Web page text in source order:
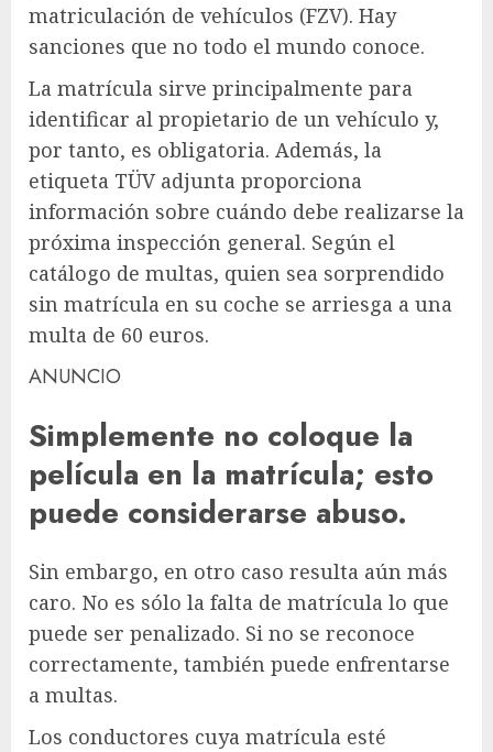
matriculación de vehículos (FZV). Hay
sanciones que no todo el mundo conoce.
La matrícula sirve principalmente para
identificar al propietario de un vehículo y,
por tanto, es obligatoria. Además, la
etiqueta TÜV adjunta proporciona
información sobre cuándo debe realizarse la
próxima inspección general. Según el
catálogo de multas, quien sea sorprendido
sin matrícula en su coche se arriesga a una
multa de 60 euros.
ANUNCIO
Simplemente no coloque la
película en la matrícula; esto
puede considerarse abuso.
Sin embargo, en otro caso resulta aún más
caro. No es sólo la falta de matrícula lo que
puede ser penalizado. Si no se reconoce
correctamente, también puede enfrentarse
a multas.
Los conductores cuya matrícula esté